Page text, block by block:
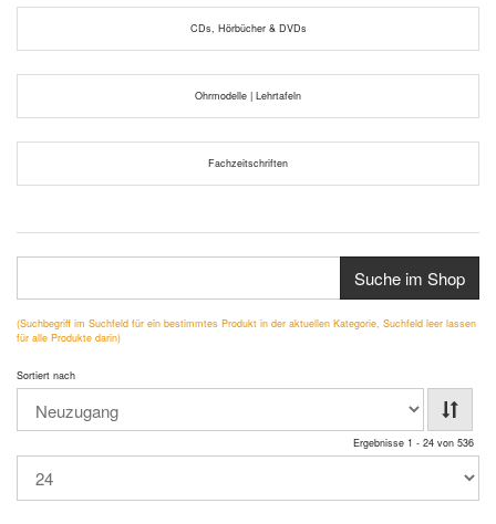
CDs, Hörbücher & DVDs
Ohrmodelle | Lehrtafeln
Fachzeitschriften
Suche im Shop
(Suchbegriff im Suchfeld für ein bestimmtes Produkt in der aktuellen Kategorie, Suchfeld leer lassen
für alle Produkte darin)
Sortiert nach
Ergebnisse 1 - 24 von 536